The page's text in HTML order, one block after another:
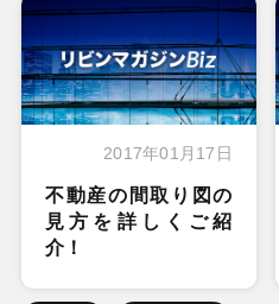
2017年01月17日
不動産の間取り図の
見方を詳しくご紹
介！